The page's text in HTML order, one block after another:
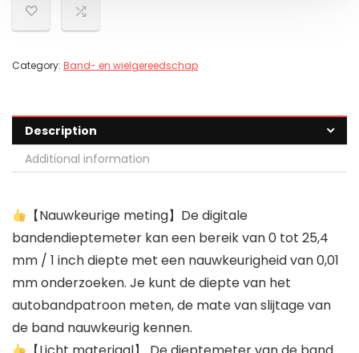
Category: Band- en wielgereedschap
Description
Additional information
【Nauwkeurige meting】De digitale
bandendieptemeter kan een bereik van 0 tot 25,4
mm / 1 inch diepte met een nauwkeurigheid van 0,01
mm onderzoeken. Je kunt de diepte van het
autobandpatroon meten, de mate van slijtage van
de band nauwkeurig kennen.